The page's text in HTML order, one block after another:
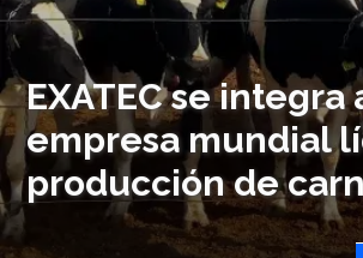
EXATEC se integra
empresa mundial
producción de